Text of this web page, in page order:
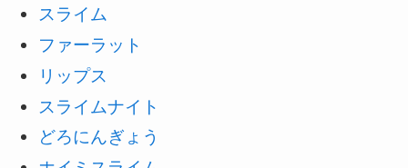
スライム
ファーラット
リップス
スライムナイト
どろにんぎょう